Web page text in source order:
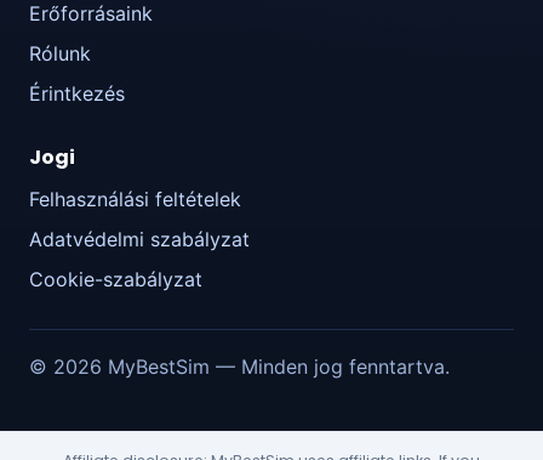
Erőforrásaink
Rólunk
Érintkezés
Jogi
Felhasználási feltételek
Adatvédelmi szabályzat
Cookie-szabályzat
© 2026 MyBestSim — Minden jog fenntartva.